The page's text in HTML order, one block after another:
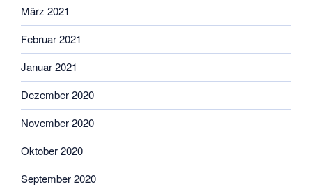
März 2021
Februar 2021
Januar 2021
Dezember 2020
November 2020
Oktober 2020
September 2020